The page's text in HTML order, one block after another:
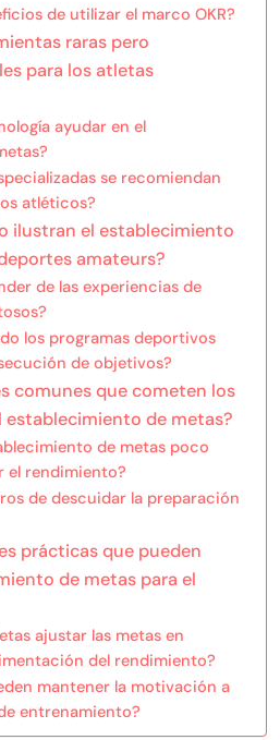
de utilizar el marco OKR?
raras pero
para los atletas
ayudar en el
se recomiendan
atléticos?
ilustran el establecimiento
amateurs?
de las experiencias de
los programas deportivos
de objetivos?
comunes que cometen los
establecimiento de metas?
de metas poco
el rendimiento?
de descuidar la preparación
prácticas que pueden
de metas para el
ajustar las metas en
del rendimiento?
mantener la motivación a
entrenamiento?